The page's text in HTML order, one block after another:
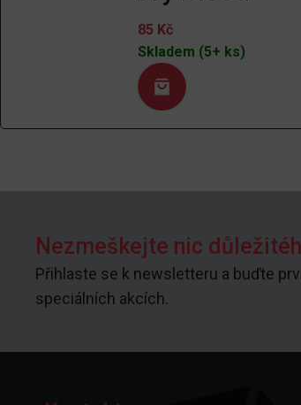
85 Kč
Skladem (5+ ks)
Nezmeškejte nic
Přihlaste se k newsletteru a buďte
speciálních akcích.